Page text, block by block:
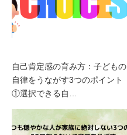
自己肯定感の育み方：子どもの
自律をうながす3つのポイント
①選択できる自…